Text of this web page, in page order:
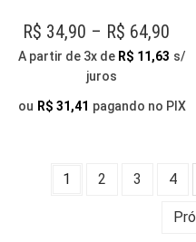
SER
R$ 34,90 – R$ 64,90
A partir de 3x de R$ 11,63 s/
juros
ou R$ 31,41 pagando no PIX
1 2 3 4